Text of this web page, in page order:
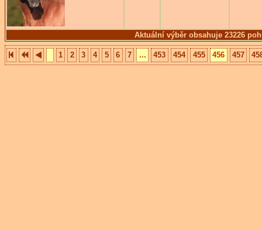
Aktuální výběr obsahuje 23226
1 2 3 4 5 6 7 ... 453 454 455 456 457